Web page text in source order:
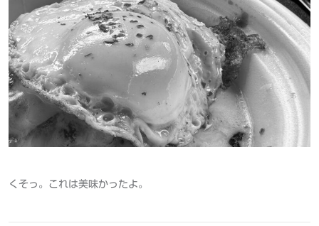
くそっ。これは美味かったよ。